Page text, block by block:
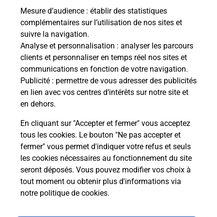
Mesure d’audience : établir des statistiques
complémentaires sur l’utilisation de nos sites et
suivre la navigation.
Analyse et personnalisation : analyser les parcours
clients et personnaliser en temps réel nos sites et
communications en fonction de votre navigation.
Publicité : permettre de vous adresser des publicités
en lien avec vos centres d’intérêts sur notre site et
en dehors.
En cliquant sur "Accepter et fermer" vous acceptez
tous les cookies. Le bouton "Ne pas accepter et
fermer" vous permet d'indiquer votre refus et seuls
les cookies nécessaires au fonctionnement du site
seront déposés. Vous pouvez modifier vos choix à
tout moment ou obtenir plus d'informations via
notre politique de cookies.
Boîte aux lettres La Poste
Collecte du courrier aujourd'hui à 09h00
15 Boulevard Des Vieux Moulins
34440
Nissan Lez Enserune
Itinéraire
Le lien s'ouvre dans un nouvel onglet
Localiser Liste Boîtes aux lettres
Hérault
Nissan Lez Enserune